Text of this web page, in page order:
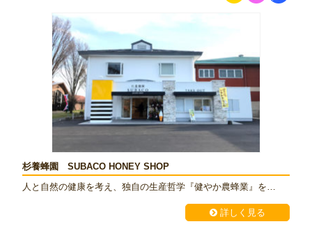
杉養蜂園 SUBACO HONEY SHOP
人と自然の健康を考え、独自の生産哲学『健やか農蜂業』を…
詳しく見る